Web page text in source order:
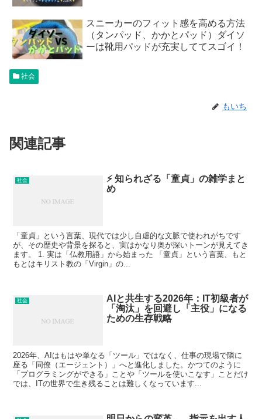
スニーカーのフィット感を高める方法
（タンパッド、かかとパッド）ダイソ
ーは靴用パッドが充実しててスゴイ！
社会
もいち
関連記事
社会
⚡️ 知られざる「童貞」の雑学まと
め
「童貞」という言葉、現代では少し自虐的な文脈で使われがちです
が、その歴史や背景を探ると、実はかなり奥が深いトーンが見えてき
ます。 1. 実は「仏教用語」から始まった 「童貞」という言葉、もと
もとはキリスト教の「Virgin」の...
社会
AIと共生する2026年：IT初級者が
「淘汰」を回避し「主役」になる
ための生存戦略
2026年、AIはもはや単なる「ツール」ではなく、仕事の現場で隣に
座る「同僚（エージェント）」へと進化しました。かつてのように
「プログラミングができる」ことや「ツールを使いこなす」ことだけ
では、ITの世界で生き残ることは難しくなっています...